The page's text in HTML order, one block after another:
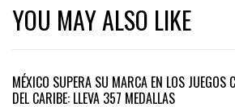
YOU MAY ALSO LIKE
MÉXICO SUPERA SU MARCA EN LOS JUEGOS
DEL CARIBE: LLEVA 357 MEDALLAS